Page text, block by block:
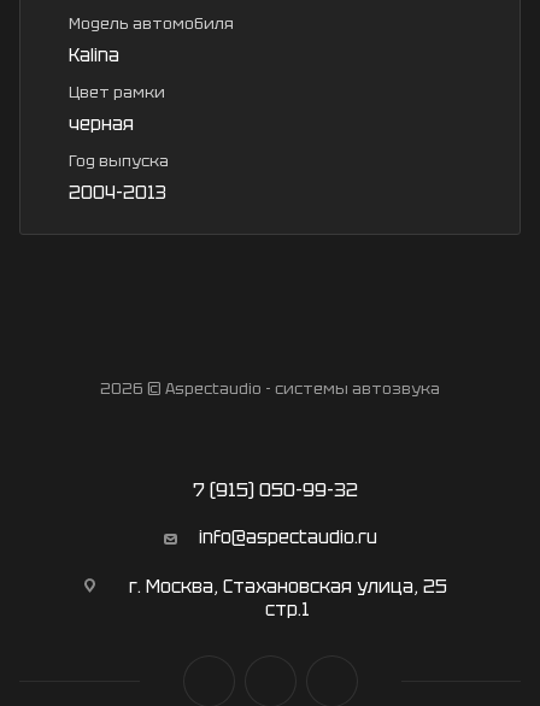
Модель автомобиля
Kalina
Цвет рамки
черная
Год выпуска
2004-2013
2026 © Aspectaudio - системы автозвука
7 (915) 050-99-32
info@aspectaudio.ru
г. Москва, Стахановская улица, 25
стр.1